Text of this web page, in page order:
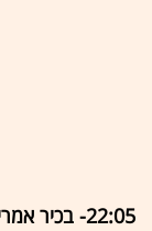
22:05-